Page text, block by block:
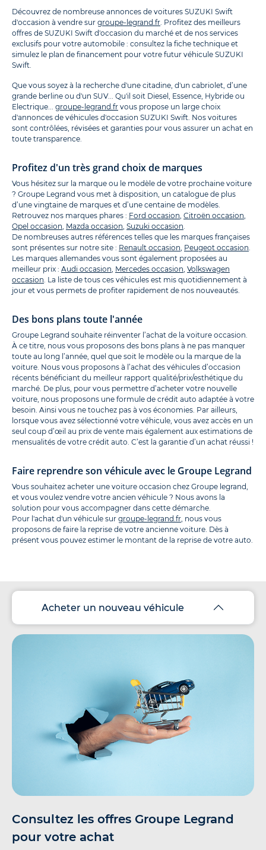
Découvrez de nombreuse annonces de voitures SUZUKI Swift
d'occasion à vendre sur groupe-legrand.fr. Profitez des meilleurs
offres de SUZUKI Swift d'occasion du marché et de nos services
exclusifs pour votre automobile : consultez la fiche technique et
simulez le plan de financement pour votre futur véhicule SUZUKI
Swift.
Que vous soyez à la recherche d'une citadine, d'un cabriolet, d’une
grande berline ou d'un SUV... Qu'il soit Diesel, Essence, Hybride ou
Electrique... groupe-legrand.fr vous propose un large choix
d'annonces de véhicules d'occasion SUZUKI Swift. Nos voitures
sont contrôlées, révisées et garanties pour vous assurer un achat en
toute transparence.
Profitez d'un très grand choix de marques
Vous hésitez sur la marque ou le modèle de votre prochaine voiture
? Groupe Legrand vous met à disposition, un catalogue de plus
d’une vingtaine de marques et d’une centaine de modèles.
Retrouvez nos marques phares : Ford occasion, Citroën occasion,
Opel occasion, Mazda occasion, Suzuki occasion.
De nombreuses autres références telles que les marques françaises
sont présentes sur notre site : Renault occasion, Peugeot occasion.
Les marques allemandes vous sont également proposées au
meilleur prix : Audi occasion, Mercedes occasion, Volkswagen
occasion. La liste de tous ces véhicules est mis quotidiennement à
jour et vous permets de profiter rapidement de nos nouveautés.
Des bons plans toute l'année
Groupe Legrand souhaite réinventer l’achat de la voiture occasion.
À ce titre, nous vous proposons des bons plans à ne pas manquer
toute au long l’année, quel que soit le modèle ou la marque de la
voiture. Nous vous proposons à l’achat des véhicules d’occasion
récents bénéficiant du meilleur rapport qualité/prix/esthétique du
marché. De plus, pour vous permettre d’acheter votre nouvelle
voiture, nous proposons une formule de crédit auto adaptée à votre
besoin. Ainsi vous ne touchez pas à vos économies. Par ailleurs,
lorsque vous avez sélectionné votre véhicule, vous avez accès en un
seul coup d’œil au prix de vente mais également aux estimations de
mensualités de votre crédit auto. C’est la garantie d’un achat réussi !
Faire reprendre son véhicule avec le Groupe Legrand
Vous souhaitez acheter une voiture occasion chez Groupe legrand,
et vous voulez vendre votre ancien véhicule ? Nous avons la
solution pour vous accompagner dans cette démarche.
Pour l'achat d'un véhicule sur groupe-legrand.fr, nous vous
proposons de faire la reprise de votre ancienne voiture. Dès à
présent vous pouvez estimer le montant de la reprise de votre auto.
Acheter un nouveau véhicule
Consultez les offres Groupe Legrand
pour votre achat